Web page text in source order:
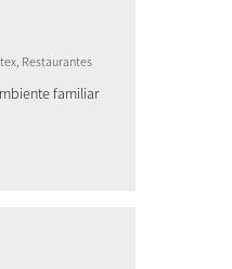
Restaurantes
familiar